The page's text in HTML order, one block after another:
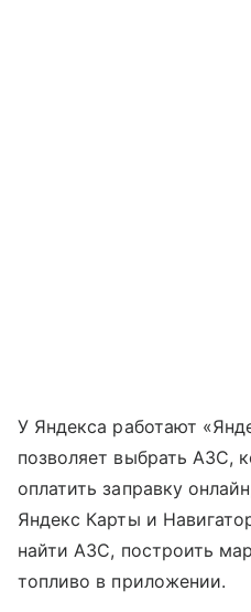
У Яндекса работают
позволяет выбрать АЗС,
оплатить заправку
Яндекс Карты и
найти АЗС, построить
топливо в приложении.